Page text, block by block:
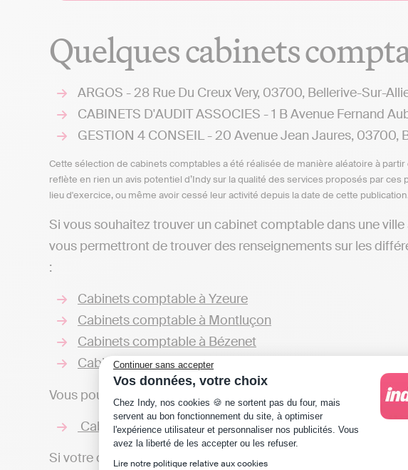
Continuer sans accepter
Vos données, votre choix
Plateforme de Gestion du Consentement :
Chez Indy, nos cookies 🍪 ne sortent pas du four, mais
servent au bon fonctionnement du site, à optimiser
l'expérience utilisateur et personnaliser nos publicités. Vous
avez la liberté de les accepter ou les refuser.
Lire notre politique relative aux cookies
Axeptio consent
Quelques cabinets
ARGOS - 28 Rue Du Creux Very, 03700, Bellerive-Sur-
CABINETS D'AUDIT ASSOCIES - 1 B Avenue Fernand
GESTION 4 CONSEIL - 20 Avenue Jean Jaures, 03700,
Cette sélection de cabinets comptables a été réalisée de manière aléatoire à
reflète en rien un avis potentiel d’Indy sur la qualité des services proposés par
lieu d'exercice, ou même avoir cessé leur activité depuis la date de cette
Si vous souhaitez trouver un cabinet comptable dans une
vous permettront de trouver des renseignements sur les
:
Cabinets comptable à Yzeure
Cabinets comptable à Montluçon
Cabinets comptable à Bézenet
Cabinets comptable à Vendat
Vous pouvez aussi consulter la liste de cabinets présents
Cabinets comptable dans l"Allier
Si votre objectif est de réaliser votre comptabilité directement